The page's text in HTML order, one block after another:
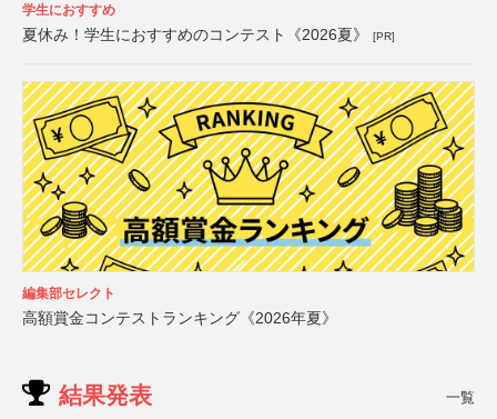
学生におすすめ
夏休み！学生におすすめのコンテスト《2026夏》 [PR]
編集部セレクト
高額賞金コンテストランキング《2026年夏》
結果発表 一覧